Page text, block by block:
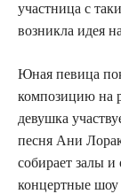
участница с
возникла идея
Юная певица
композицию на
девушка
песня Ани
собирает залы
концертные